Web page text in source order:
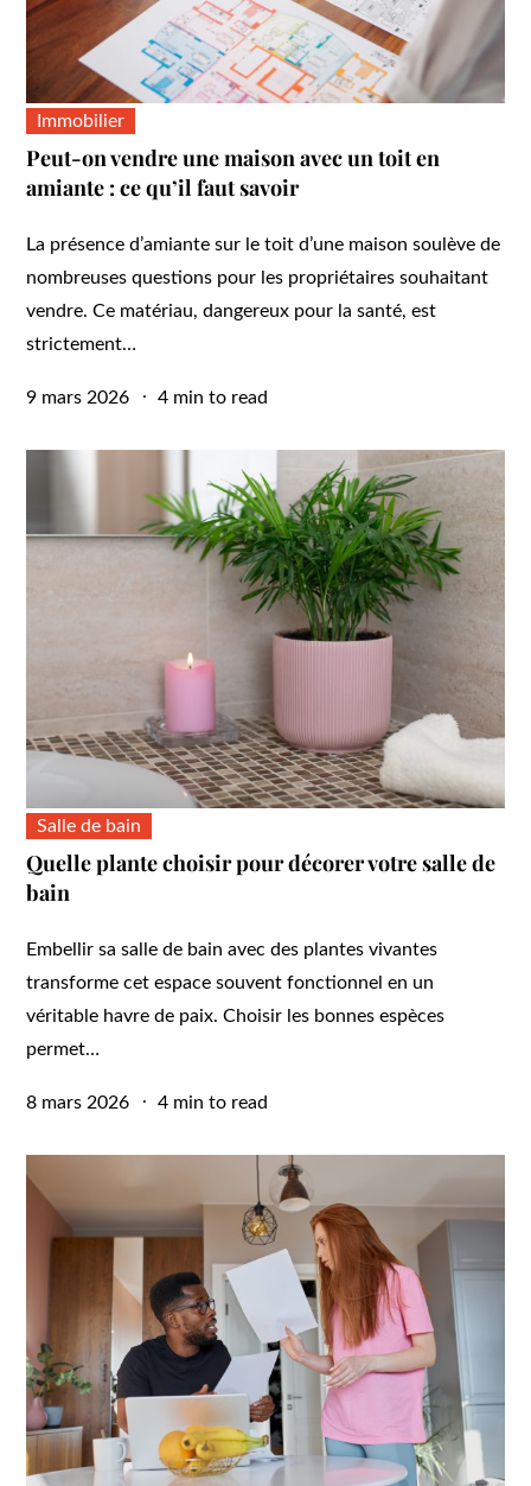
Immobilier
Peut-on vendre une maison avec un toit en
amiante : ce qu’il faut savoir
La présence d’amiante sur le toit d’une maison soulève de
nombreuses questions pour les propriétaires souhaitant
vendre. Ce matériau, dangereux pour la santé, est
strictement…
Posted
9 mars 2026 4 min to read
Salle de bain
Quelle plante choisir pour décorer votre salle de
bain
Embellir sa salle de bain avec des plantes vivantes
transforme cet espace souvent fonctionnel en un
véritable havre de paix. Choisir les bonnes espèces
permet…
Posted
8 mars 2026 4 min to read